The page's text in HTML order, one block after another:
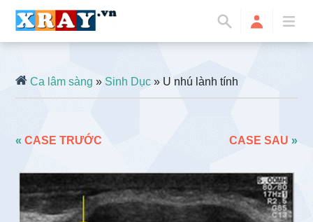
Ca lâm sàng »Sinh Dục » U nhú lành tính
«CASE TRƯỚC CASE SAU »